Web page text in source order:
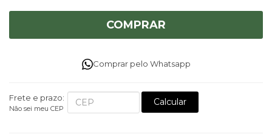
COMPRAR
Comprar pelo Whatsapp
Frete e prazo:
Não sei meu CEP
Calcular